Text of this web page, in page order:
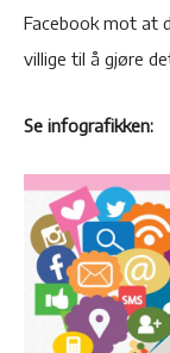
Facebook mot at
villige til å gjøre
Se infografikken: